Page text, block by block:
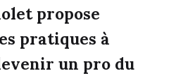
propose
pratiques à
un pro du